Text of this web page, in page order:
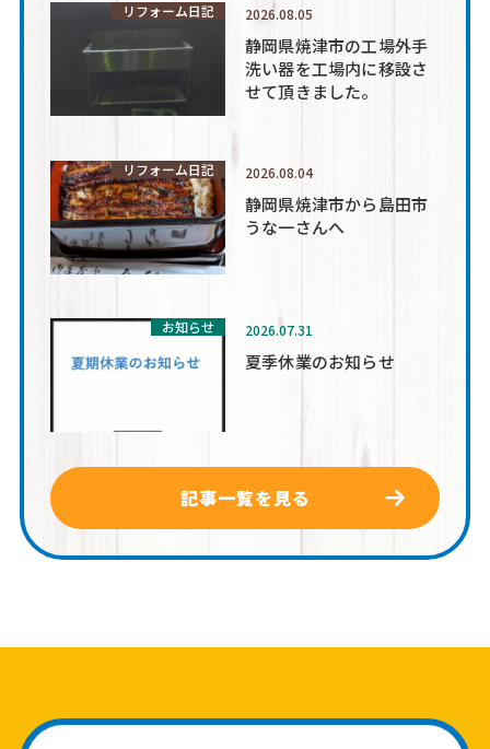
リフォーム日記 2026.08.05
静岡県焼津市の工場外手
洗い器を工場内に移設さ
せて頂きました。
リフォーム日記 2026.08.04
静岡県焼津市から島田市
うな一さんへ
お知らせ 2026.07.31
夏季休業のお知らせ
記事一覧を見る